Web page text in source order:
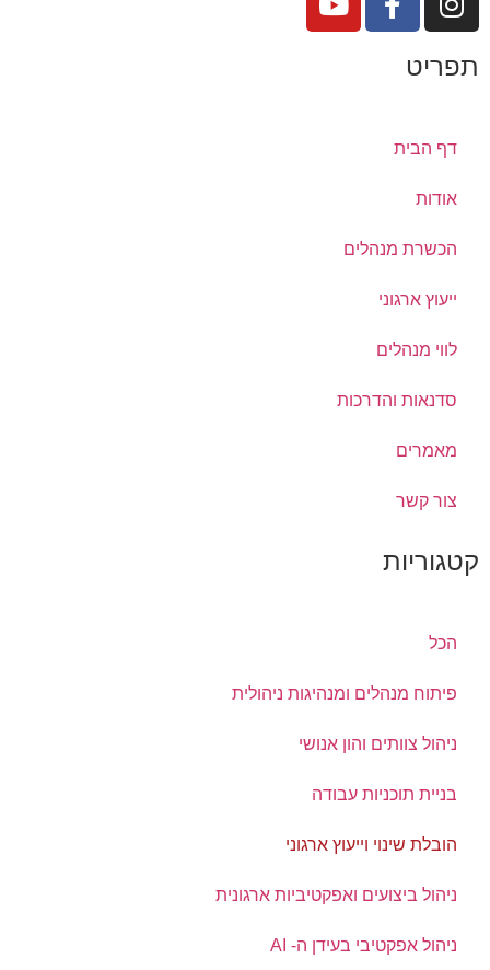
תפריט
דף הבית
אודות
הכשרת מנהלים
ייעוץ ארגוני
לווי מנהלים
סדנאות והדרכות
מאמרים
צור קשר
קטגוריות
הכל
פיתוח מנהלים ומנהיגות ניהולית
ניהול צוותים והון אנושי
בניית תוכניות עבודה
הובלת שינוי וייעוץ ארגוני
ניהול ביצועים ואפקטיביות ארגונית
ניהול אפקטיבי בעידן ה- AI